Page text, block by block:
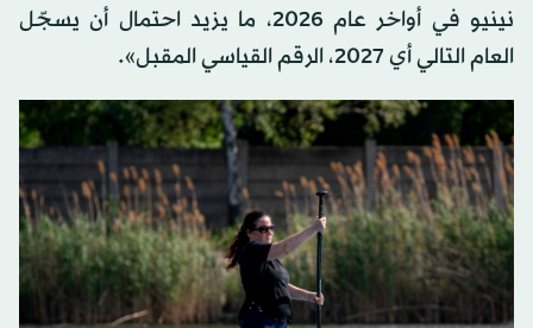
نينيو في أواخر عام 2026، ما يزيد احتمال أن يسجّل
العام التالي أي 2027، الرقم القياسي المقبل».